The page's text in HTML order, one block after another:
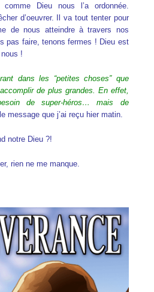
Dieu nous l’a ordonnée.
d’oeuvrer. Il va tout tenter pour
de nous atteindre à travers nos
pas faire, tenons fermes ! Dieu est
!
dans les “petites choses” que
de plus grandes. En effet,
de super-héros… mais de
message que j’ai reçu hier matin.
notre Dieu ?!
rien ne me manque.